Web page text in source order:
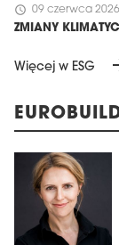
schedule 09 czerwca 2026
ZMIANY
Więcej w ESG